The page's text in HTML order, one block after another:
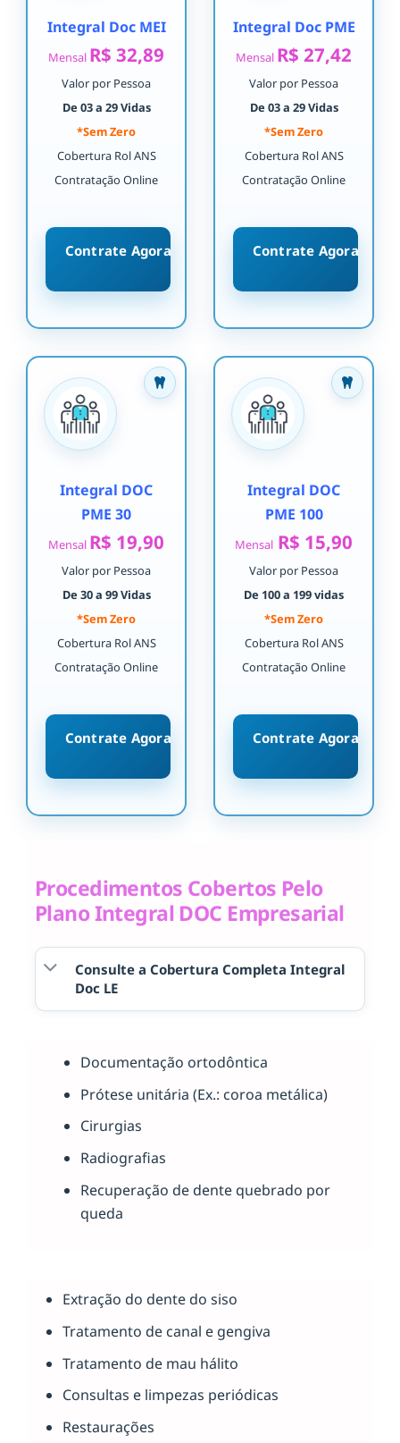
Integral Doc MEI
Mensal R$ 32,89
Valor por Pessoa
De 03 a 29 Vidas
*Sem Zero
Cobertura Rol ANS
Contratação Online
Contrate Agora
Integral Doc PME
Mensal R$ 27,42
Valor por Pessoa
De 03 a 29 Vidas
*Sem Zero
Cobertura Rol ANS
Contratação Online
Contrate Agora
Integral DOC
PME 30
Mensal R$ 19,90
Valor por Pessoa
De 30 a 99 Vidas
*Sem Zero
Cobertura Rol ANS
Contratação Online
Contrate Agora
Integral DOC
PME 100
Mensal R$ 15,90
Valor por Pessoa
De 100 a 199 vidas
*Sem Zero
Cobertura Rol ANS
Contratação Online
Contrate Agora
Procedimentos Cobertos Pelo
Plano Integral DOC Empresarial
Consulte a Cobertura Completa Integral
Doc LE
Documentação ortodôntica
Prótese unitária (Ex.: coroa metálica)
Cirurgias
Radiografias
Recuperação de dente quebrado por
queda
Extração do dente do siso
Tratamento de canal e gengiva
Tratamento de mau hálito
Consultas e limpezas periódicas
Restaurações